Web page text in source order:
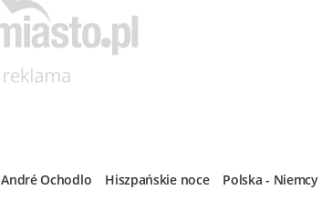
André Ochodlo Hiszpańskie noce Polska - Niemcy